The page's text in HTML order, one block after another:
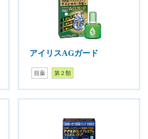
アイリスAGガード
目薬 第２類